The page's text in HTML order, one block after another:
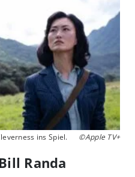
ins Spiel. ©Apple TV+
Randa